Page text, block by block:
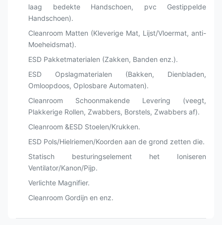
laag bedekte Handschoen, pvc Gestippelde
Handschoen).
Cleanroom Matten (Kleverige Mat, Lijst/Vloermat, anti-
Moeheidsmat).
ESD Pakketmaterialen (Zakken, Banden enz.).
ESD Opslagmaterialen (Bakken, Dienbladen,
Omloopdoos, Oplosbare Automaten).
Cleanroom Schoonmakende Levering (veegt,
Plakkerige Rollen, Zwabbers, Borstels, Zwabbers af).
Cleanroom &ESD Stoelen/Krukken.
ESD Pols/Hielriemen/Koorden aan de grond zetten die.
Statisch besturingselement het Ioniseren
Ventilator/Kanon/Pijp.
Verlichte Magnifier.
Cleanroom Gordijn en enz.